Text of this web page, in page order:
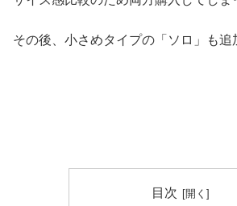
その後、小さめタイプの「ソロ」も追
目次